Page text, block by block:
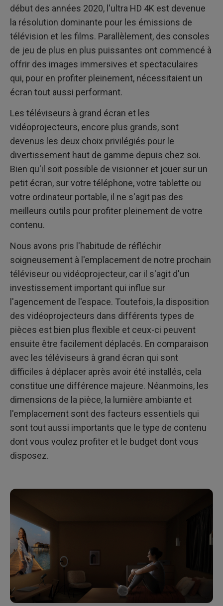
début des années 2020, l'ultra HD 4K est devenue
la résolution dominante pour les émissions de
télévision et les films. Parallèlement, des consoles
de jeu de plus en plus puissantes ont commencé à
offrir des images immersives et spectaculaires
qui, pour en profiter pleinement, nécessitaient un
écran tout aussi performant.
Les téléviseurs à grand écran et les
vidéoprojecteurs, encore plus grands, sont
devenus les deux choix privilégiés pour le
divertissement haut de gamme depuis chez soi.
Bien qu'il soit possible de visionner et jouer sur un
petit écran, sur votre téléphone, votre tablette ou
votre ordinateur portable, il ne s'agit pas des
meilleurs outils pour profiter pleinement de votre
contenu.
Nous avons pris l'habitude de réfléchir
soigneusement à l'emplacement de notre prochain
téléviseur ou vidéoprojecteur, car il s'agit d'un
investissement important qui influe sur
l'agencement de l'espace. Toutefois, la disposition
des vidéoprojecteurs dans différents types de
pièces est bien plus flexible et ceux-ci peuvent
ensuite être facilement déplacés. En comparaison
avec les téléviseurs à grand écran qui sont
difficiles à déplacer après avoir été installés, cela
constitue une différence majeure. Néanmoins, les
dimensions de la pièce, la lumière ambiante et
l'emplacement sont des facteurs essentiels qui
sont tout aussi importants que le type de contenu
dont vous voulez profiter et le budget dont vous
disposez.